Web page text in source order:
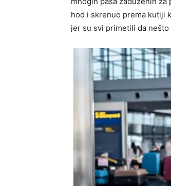
hod i skrenuo prema kutiji
jer su svi primetili da